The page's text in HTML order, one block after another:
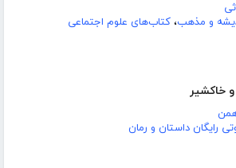
و مذهب، کتاب‌های علوم اجتماعی
خاکشیر
همن
رایگان داستان و رمان